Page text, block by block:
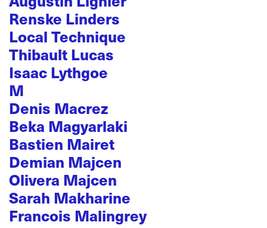
Renske Linders
Local Technique
Thibault Lucas
Isaac Lythgoe
M
Denis Macrez
Beka Magyarlaki
Bastien Mairet
Demian Majcen
Olivera Majcen
Sarah Makharine
Francois Malingrey